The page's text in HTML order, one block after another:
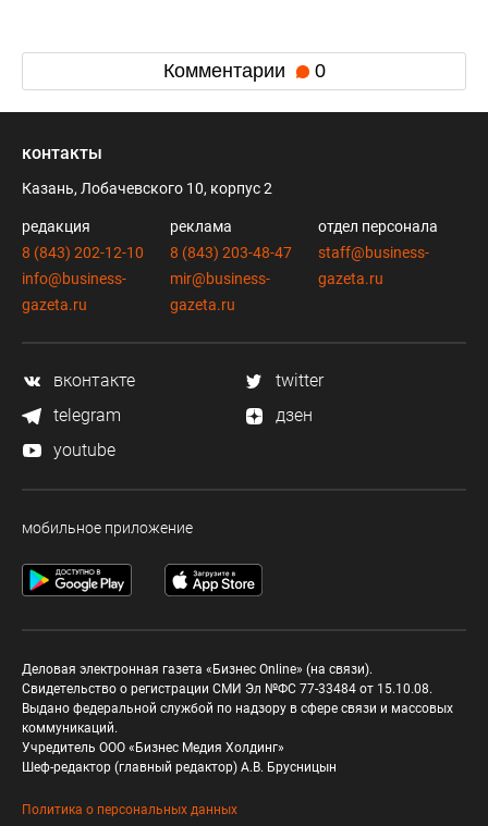
Комментарии 0
контакты
Казань, Лобачевского 10, корпус 2
редакция
8 (843) 202-12-10
info@business-
gazeta.ru
реклама
8 (843) 203-48-47
mir@business-
gazeta.ru
отдел персонала
staff@business-
gazeta.ru
вконтакте
twitter
telegram
дзен
youtube
мобильное приложение
Деловая электронная газета «Бизнес Online» (на связи).
Свидетельство о регистрации СМИ Эл №ФС 77-33484 от 15.10.08.
Выдано федеральной службой по надзору в сфере связи и массовых
коммуникаций.
Учредитель ООО «Бизнес Медия Холдинг»
Шеф-редактор (главный редактор) А.В. Брусницын
Политика о персональных данных